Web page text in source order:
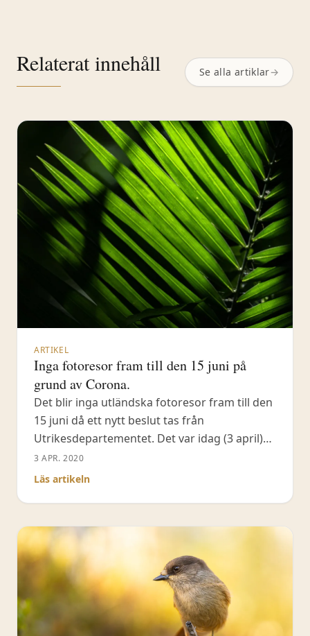
Relaterat innehåll Se alla artiklar→
ARTIKEL
Inga fotoresor fram till den 15 juni på
grund av Corona.
Det blir inga utländska fotoresor fram till den
15 juni då ett nytt beslut tas från
Utrikesdepartementet. Det var idag (3 april)
som UD förlängde sin avrådan från alla resor
till alla länder i hela världen fram till den 15
3 APR. 2020
Läs artikeln